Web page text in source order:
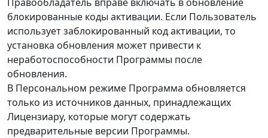
блокированные коды активации. Если Пользователь
использует заблокированный код активации, то
установка обновления может привести к
неработоспособности Программы после
обновления.
В Персональном режиме Программа обновляется
только из источников данных, принадлежащих
Лицензиару, которые могут содержать
предварительные версии Программы.